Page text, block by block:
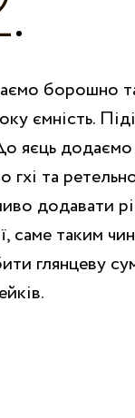
борошно
ємність.
яєць
гхі та
додавати
саме таким
глянцеву